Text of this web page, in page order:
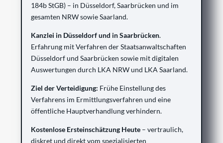
184b StGB) – in Düsseldorf, Saarbrücken und im
gesamten NRW sowie Saarland.
Kanzlei in Düsseldorf und in Saarbrücken.
Erfahrung mit Verfahren der Staatsanwaltschaften
Düsseldorf und Saarbrücken sowie mit digitalen
Auswertungen durch LKA NRW und LKA Saarland.
Ziel der Verteidigung: Frühe Einstellung des
Verfahrens im Ermittlungsverfahren und eine
öffentliche Hauptverhandlung verhindern.
Kostenlose Ersteinschätzung Heute – vertraulich,
diskret und direkt vom spezialisierten